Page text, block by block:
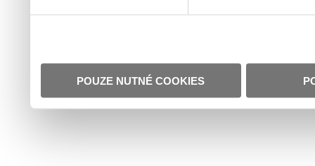
POUZE NUTNÉ COOKIES